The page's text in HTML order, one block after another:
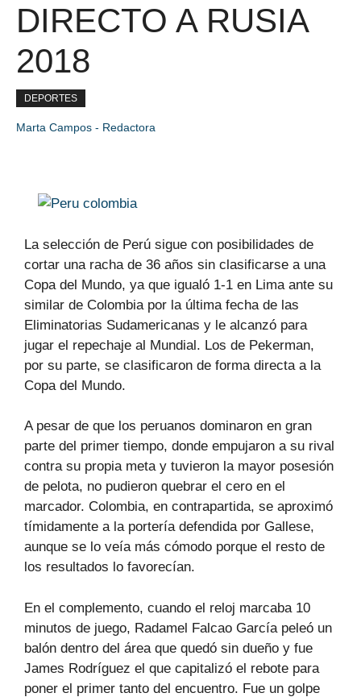
DIRECTO A RUSIA
2018
DEPORTES
Marta Campos - Redactora
La selección de Perú sigue con posibilidades de
cortar una racha de 36 años sin clasificarse a una
Copa del Mundo, ya que igualó 1-1 en Lima ante su
similar de Colombia por la última fecha de las
Eliminatorias Sudamericanas y le alcanzó para
jugar el repechaje al Mundial. Los de Pekerman,
por su parte, se clasificaron de forma directa a la
Copa del Mundo.
A pesar de que los peruanos dominaron en gran
parte del primer tiempo, donde empujaron a su rival
contra su propia meta y tuvieron la mayor posesión
de pelota, no pudieron quebrar el cero en el
marcador. Colombia, en contrapartida, se aproximó
tímidamente a la portería defendida por Gallese,
aunque se lo veía más cómodo porque el resto de
los resultados lo favorecían.
En el complemento, cuando el reloj marcaba 10
minutos de juego, Radamel Falcao García peleó un
balón dentro del área que quedó sin dueño y fue
James Rodríguez el que capitalizó el rebote para
poner el primer tanto del encuentro. Fue un golpe